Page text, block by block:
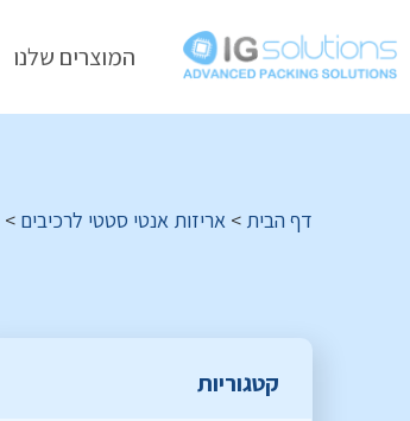
המוצרים שלנו
דף הבית > אריזות אנטי סטטי לרכיבים >
קטגוריות